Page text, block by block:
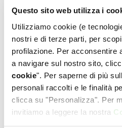
Questo sito web utilizza i
Utilizziamo cookie (e
nostri e di terze parti, per
profilazione. Per acconsentire
a navigare sul nostro sito,
cookie". Per saperne di più
personali raccolti e le finalità
clicca su "Personalizza". Per
invitiamo a leggere la nostra
LIFESTAGE • Adult
Small Pollo
Cibo secco completo per
cani adulti di taglia
piccola di un anno o più